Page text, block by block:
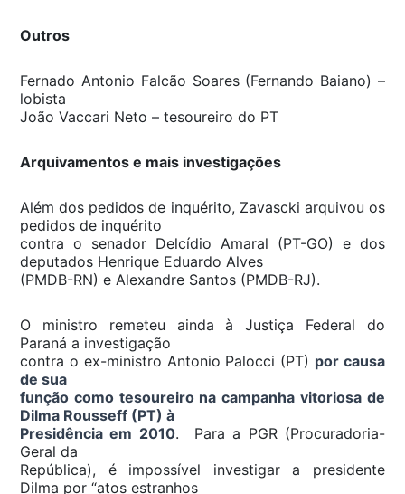
Outros
Fernado Antonio Falcão Soares (Fernando Baiano) –
lobista
João Vaccari Neto – tesoureiro do PT
Arquivamentos e mais investigações
Além dos pedidos de inquérito, Zavascki arquivou os
pedidos de inquérito
contra o senador Delcídio Amaral (PT-GO) e dos
deputados Henrique Eduardo Alves
(PMDB-RN) e Alexandre Santos (PMDB-RJ).
O ministro remeteu ainda à Justiça Federal do
Paraná a investigação
contra o ex-ministro Antonio Palocci (PT) por causa
de sua
função como tesoureiro na campanha vitoriosa de
Dilma Rousseff (PT) à
Presidência em 2010. Para a PGR (Procuradoria-
Geral da
República), é impossível investigar a presidente
Dilma por “atos estranhos